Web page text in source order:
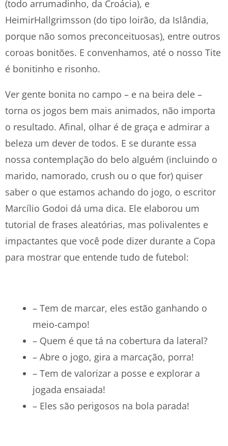
(todo arrumadinho, da Croácia), e
HeimirHallgrimsson (do tipo loirão, da Islândia,
porque não somos preconceituosas), entre outros
coroas bonitões. E convenhamos, até o nosso Tite
é bonitinho e risonho.
Ver gente bonita no campo – e na beira dele –
torna os jogos bem mais animados, não importa
o resultado. Afinal, olhar é de graça e admirar a
beleza um dever de todos. E se durante essa
nossa contemplação do belo alguém (incluindo o
marido, namorado, crush ou o que for) quiser
saber o que estamos achando do jogo, o escritor
Marcílio Godoi dá uma dica. Ele elaborou um
tutorial de frases aleatórias, mas polivalentes e
impactantes que você pode dizer durante a Copa
para mostrar que entende tudo de futebol:
– Tem de marcar, eles estão ganhando o
meio-campo!
– Quem é que tá na cobertura da lateral?
– Abre o jogo, gira a marcação, porra!
– Tem de valorizar a posse e explorar a
jogada ensaiada!
– Eles são perigosos na bola parada!